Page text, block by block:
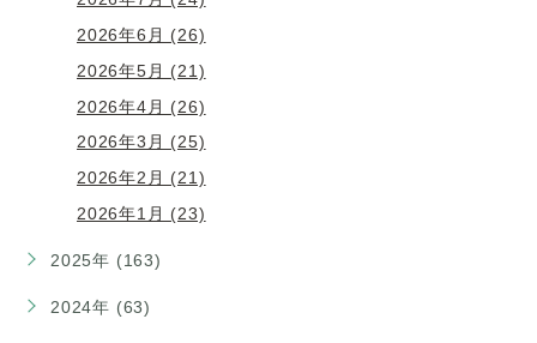
2026年6月 (26)
2026年5月 (21)
2026年4月 (26)
2026年3月 (25)
2026年2月 (21)
2026年1月 (23)
2025年 (163)
2024年 (63)